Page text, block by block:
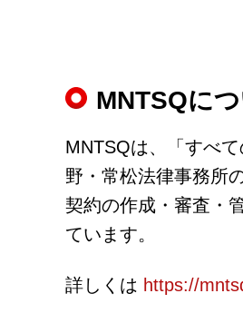
MNTSQにつ
MNTSQは、「すべ
野・常松法律事務所
契約の作成・審査・
ています。
詳しくは https://